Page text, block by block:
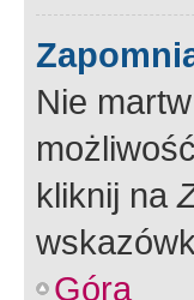
Nie
kliknij na
Góra